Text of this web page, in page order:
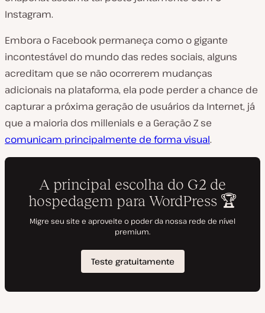
Instagram.
Embora o Facebook permaneça como o gigante
incontestável do mundo das redes sociais, alguns
acreditam que se não ocorrerem mudanças
adicionais na plataforma, ela pode perder a chance de
capturar a próxima geração de usuários da Internet, já
que a maioria dos millenials e a Geração Z se
comunicam principalmente de forma visual.